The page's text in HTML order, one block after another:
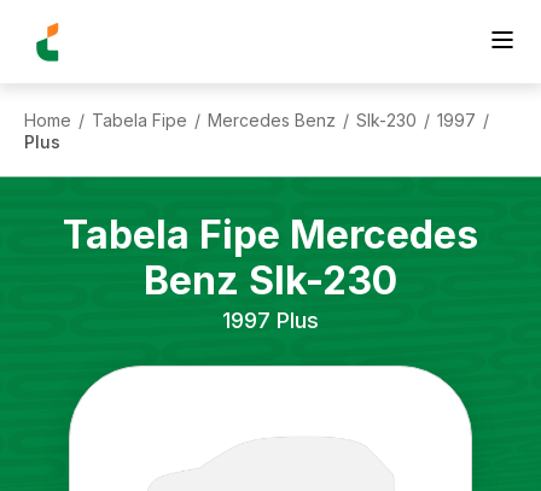
Home / Tabela Fipe / Mercedes Benz / Slk-230 / 1997 /
Plus
Tabela Fipe Mercedes
Benz Slk-230
1997 Plus